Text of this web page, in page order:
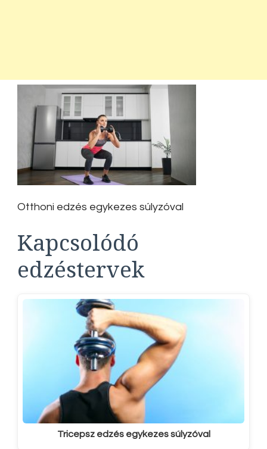
Otthoni edzés egykezes súlyzóval
Kapcsolódó
edzéstervek
Tricepsz edzés egykezes súlyzóval